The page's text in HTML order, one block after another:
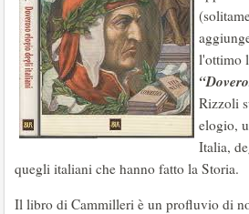
l'ottimo
Rizzoli
elogio,
Italia,
quegli italiani che hanno fatto la Storia.
Il libro di Cammilleri è un profluvio di